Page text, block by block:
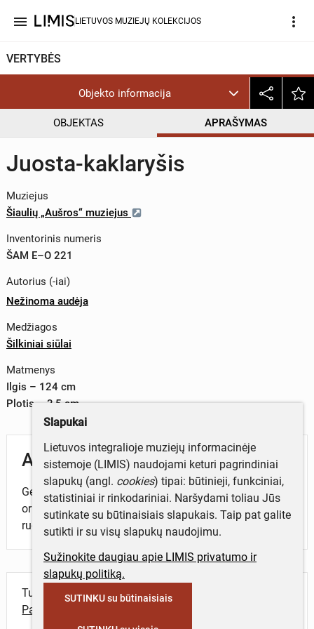
menu LIETUVOS MUZIEJŲ KOLEKCIJOS more_vert
VERTYBĖS
Objekto informacija
OBJEKTAS APRAŠYMAS
Juosta-kaklaryšis
Muziejus
Šiaulių „Aušros“ muziejus
Inventorinis numeris
ŠAM E–O 221
Autorius (-iai)
Nežinoma audėja
Medžiagos
Šilkiniai siūlai
Matmenys
Ilgis – 124 cm
Plotis – 3,5 cm
Aprašymas
Gelsvame fone tamsiai mėlynas geometrinis
ornamentas. Pakraščiuose siauras gelsvų siūlų
ruoželis. Kutai palikti iš metmenų.
Turite daugiau informacijos apie objektą?
Parašykite mums!
Slapukai
Lietuvos integralioje muziejų informacinėje
sistemoje (LIMIS) naudojami keturi pagrindiniai
slapukų (angl. cookies) tipai: būtinieji, funkciniai,
statistiniai ir rinkodariniai. Naršydami toliau Jūs
sutinkate su būtinaisiais slapukais. Taip pat galite
sutikti ir su visų slapukų naudojimu.
Sužinokite daugiau apie LIMIS privatumo ir
slapukų politiką.
SUTINKU su būtinaisiais